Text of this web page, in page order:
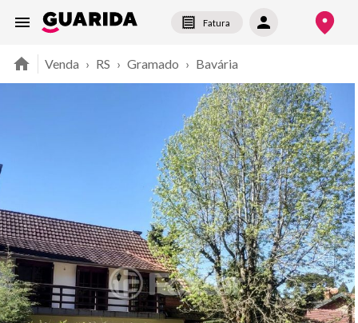
Fatura
Venda › RS › Gramado › Bavária